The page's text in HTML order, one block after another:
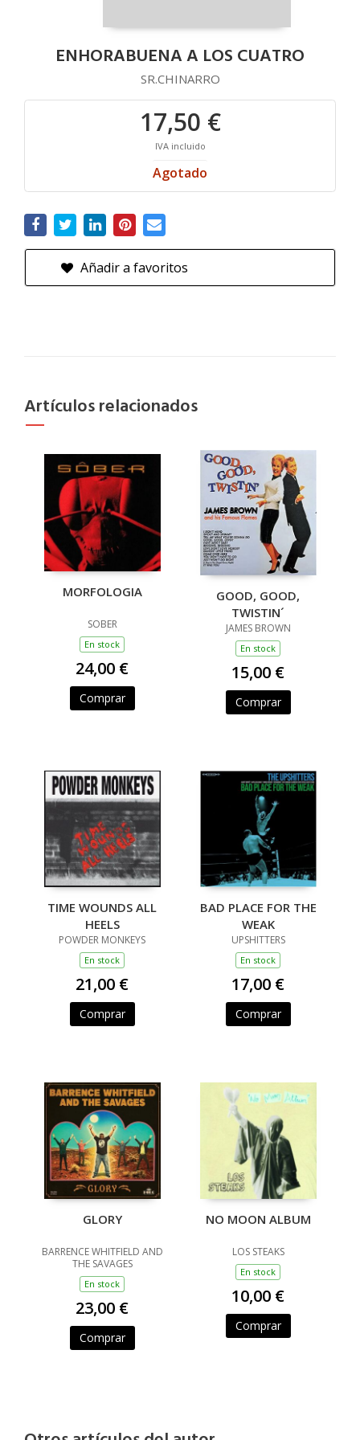
ENHORABUENA A LOS CUATRO
SR.CHINARRO
17,50 €
IVA incluido
Agotado
Añadir a favoritos
Artículos relacionados
MORFOLOGIA
SOBER
En stock
24,00 €
Comprar
GOOD, GOOD,
TWISTIN´
JAMES BROWN
En stock
15,00 €
Comprar
TIME WOUNDS ALL
HEELS
POWDER MONKEYS
En stock
21,00 €
Comprar
BAD PLACE FOR THE
WEAK
UPSHITTERS
En stock
17,00 €
Comprar
GLORY
BARRENCE WHITFIELD AND
THE SAVAGES
En stock
23,00 €
Comprar
NO MOON ALBUM
LOS STEAKS
En stock
10,00 €
Comprar